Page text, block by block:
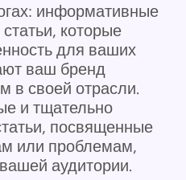
информативные
которые
для ваших
ваш бренд
в своей отрасли.
и тщательно
посвященные
или проблемам,
аудитории.